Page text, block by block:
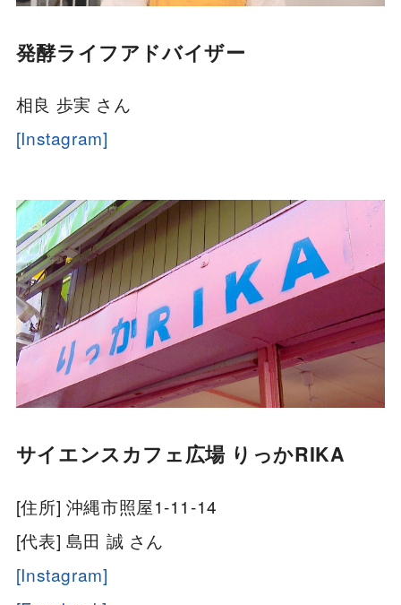
発酵ライフアドバイザー
相良 歩実 さん
[Instagram]
サイエンスカフェ広場 りっかRIKA
[住所] 沖縄市照屋1-11-14
[代表] 島田 誠 さん
[Instagram]